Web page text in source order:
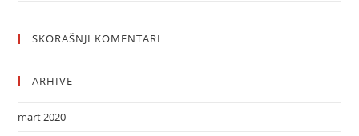
SKORAŠNJI KOMENTARI
ARHIVE
mart 2020